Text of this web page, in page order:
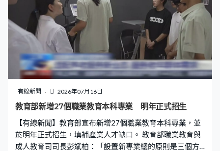
有線新聞 2026年07月16日
教育部新增27個職業教育本科專業 明年正式招生
【有線新聞】教育部宣布新增27個職業教育本科專業，並
於明年正式招生，填補產業人才缺口。 教育部職業教育與
成人教育司司長彭斌柏：「設置新專業總的原則是三個方